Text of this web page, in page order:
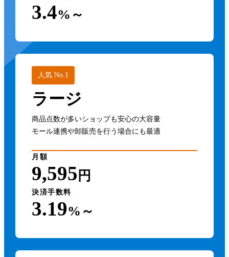
3.4%～
人気 No.1
ラージ
商品点数が多いショップも安心の大容量
モール連携や卸販売を行う場合にも最適
月額
9,595 円
決済手数料
3.19%～